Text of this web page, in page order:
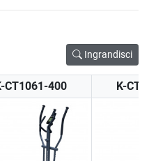
Ingrandisci
CT1061-400 K-